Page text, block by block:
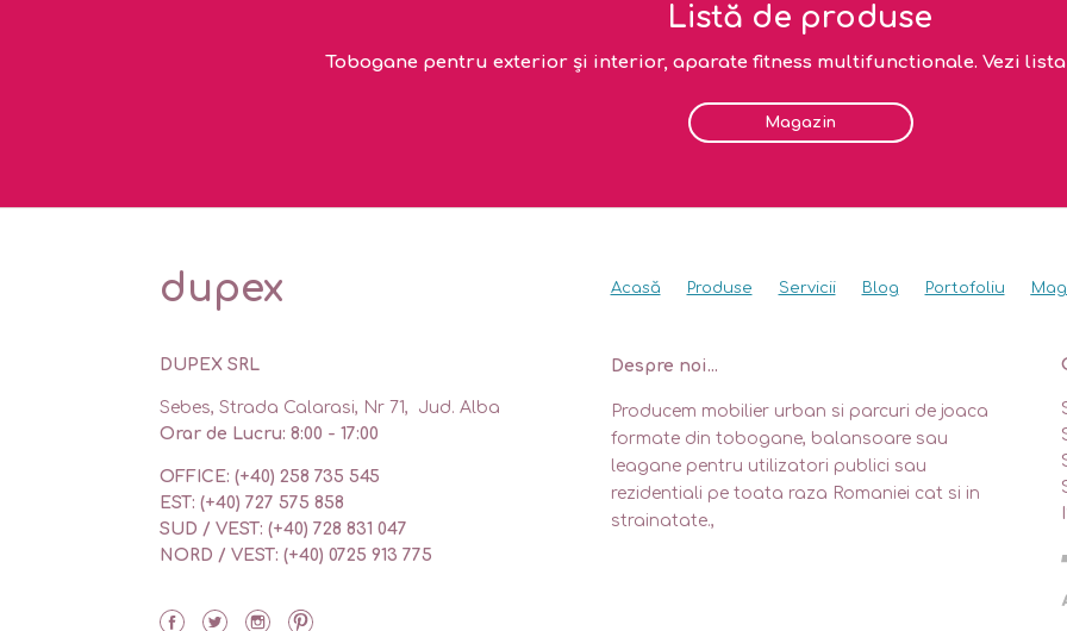
Listă de produse
Tobogane pentru exterior și interior, aparate fitness multifunctionale. Vezi
Magazin
dupex Acasă Produse Servicii Blog Portofoliu
DUPEX SRL
Sebes, Strada Calarasi, Nr 71, Jud. Alba
Orar de Lucru: 8:00 - 17:00
OFFICE: (+40) 258 735 545
EST: (+40) 727 575 858
SUD / VEST: (+40) 728 831 047
NORD / VEST: (+40) 0725 913 775
Despre noi...
Producem mobilier urban si parcuri de joaca
formate din tobogane, balansoare sau
leagane pentru utilizatori publici sau
rezidentiali pe toata raza Romaniei cat si in
strainatate.,